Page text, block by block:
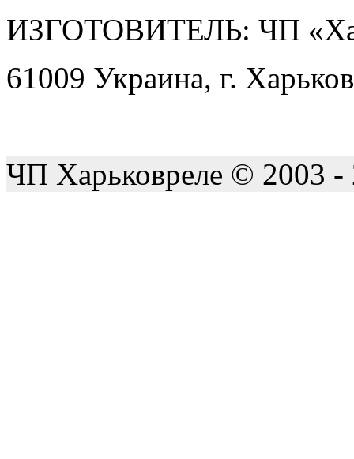
ИЗГОТОВИТЕЛЬ: ЧП
61009 Украина, г.
ЧП Харьковреле © 2003 -